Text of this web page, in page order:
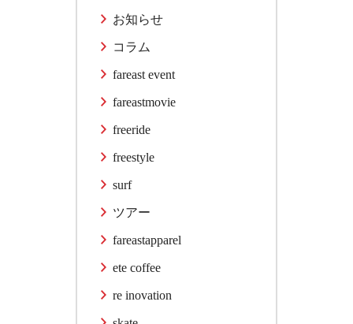
お知らせ
コラム
fareast event
fareastmovie
freeride
freestyle
surf
ツアー
fareastapparel
ete coffee
re inovation